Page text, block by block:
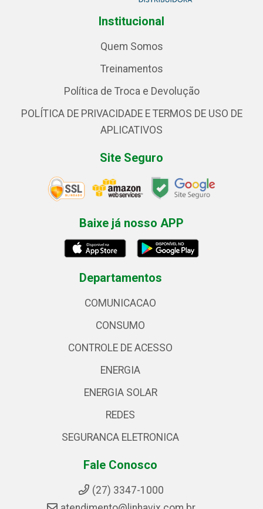
Institucional
Quem Somos
Treinamentos
Política de Troca e Devolução
POLÍTICA DE PRIVACIDADE E TERMOS DE USO DE
APLICATIVOS
Site Seguro
Baixe já nosso APP
Departamentos
COMUNICACAO
CONSUMO
CONTROLE DE ACESSO
ENERGIA
ENERGIA SOLAR
REDES
SEGURANCA ELETRONICA
Fale Conosco
(27) 3347-1000